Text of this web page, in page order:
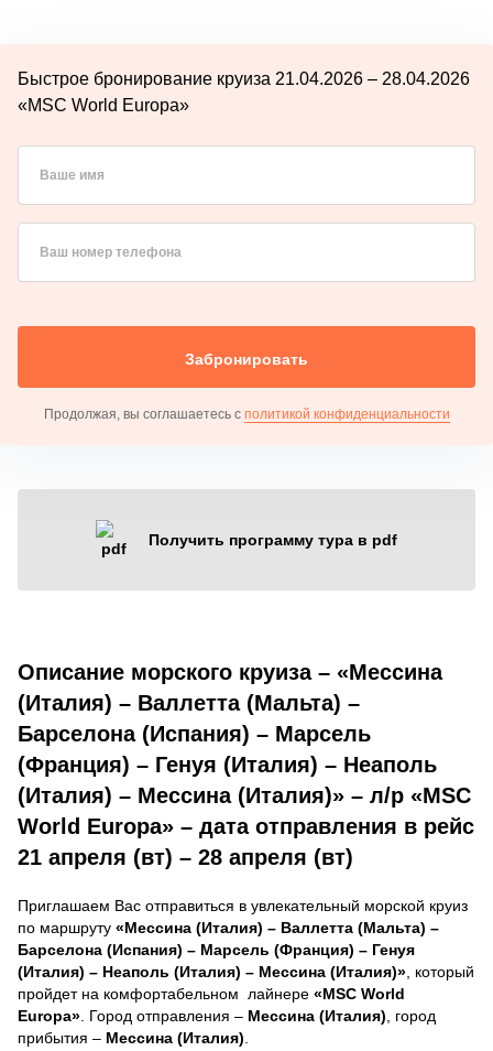
Быстрое бронирование круиза 21.04.2026 – 28.04.2026
«MSC World Europa»
Ваше имя
Ваш номер телефона
Забронировать
Продолжая, вы соглашаетесь с политикой конфиденциальности
Получить программу тура в pdf
Описание морского круиза – «Мессина
(Италия) – Валлетта (Мальта) –
Барселона (Испания) – Марсель
(Франция) – Генуя (Италия) – Неаполь
(Италия) – Мессина (Италия)» – л/р «MSC
World Europa» – дата отправления в рейс
21 апреля (вт) – 28 апреля (вт)
Приглашаем Вас отправиться в увлекательный морской круиз
по маршруту «Мессина (Италия) – Валлетта (Мальта) –
Барселона (Испания) – Марсель (Франция) – Генуя
(Италия) – Неаполь (Италия) – Мессина (Италия)» , который
пройдет на комфортабельном лайнере «MSC World
Europa» . Город отправления – Мессина (Италия) , город
прибытия – Мессина (Италия)